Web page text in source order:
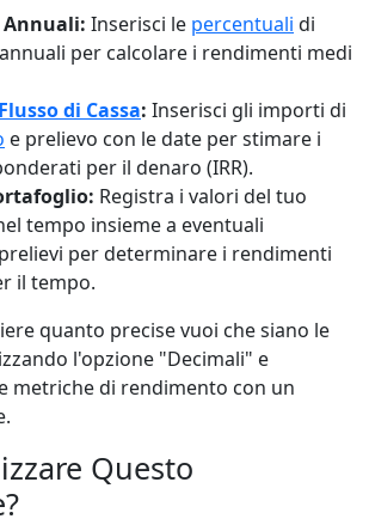
Inserisci le percentuali di
per calcolare i rendimenti medi
Flusso di Cassa: Inserisci gli importi di
e prelievo con le date per stimare i
per il denaro (IRR).
Registra i valori del tuo
tempo insieme a eventuali
per determinare i rendimenti
il tempo.
quanto precise vuoi che siano le
l'opzione "Decimali" e
metriche di rendimento con un
Questo